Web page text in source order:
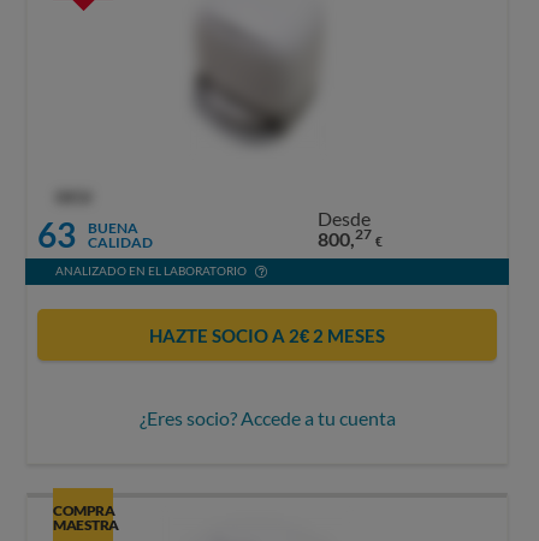
63
BUENA
CALIDAD
Desde
800,27 €
ANALIZADO EN EL LABORATORIO
HAZTE SOCIO A 2€ 2 MESES
¿Eres socio? Accede a tu cuenta
COMPRA
MAESTRA